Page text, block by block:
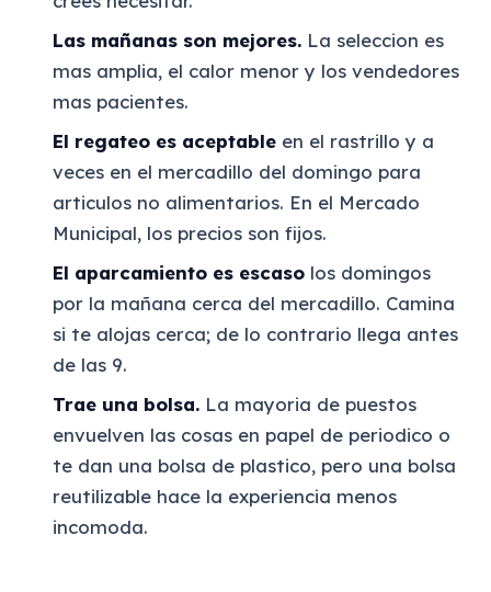
Las mañanas son mejores. La seleccion es
mas amplia, el calor menor y los vendedores
mas pacientes.
El regateo es aceptable en el rastrillo y a
veces en el mercadillo del domingo para
articulos no alimentarios. En el Mercado
Municipal, los precios son fijos.
El aparcamiento es escaso los domingos
por la mañana cerca del mercadillo. Camina
si te alojas cerca; de lo contrario llega antes
de las 9.
Trae una bolsa. La mayoria de puestos
envuelven las cosas en papel de periodico o
te dan una bolsa de plastico, pero una bolsa
reutilizable hace la experiencia menos
incomoda.